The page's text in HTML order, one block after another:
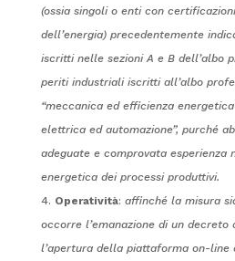
(ossia singoli o enti con
dell’energia) precedentemente
iscritti nelle sezioni A e B dell’albo
periti industriali iscritti all’albo
“meccanica ed efficienza
elettrica ed automazione”, purché
adeguate e comprovata esperienza
energetica dei processi produttivi.
Operatività: affinché la misura
occorre l’emanazione di un
l’apertura della piattaforma on-line